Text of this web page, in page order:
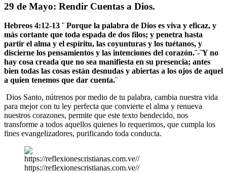
29 de Mayo: Rendir Cuentas a Dios.
Hebreos 4:12-13 ¨ Porque la palabra de Dios es viva y eficaz, y
más cortante que toda espada de dos filos; y penetra hasta
partir el alma y el espíritu, las coyunturas y los tuétanos, y
discierne los pensamientos y las intenciones del corazón.¨-¨Y no
hay cosa creada que no sea manifiesta en su presencia; antes
bien todas las cosas están desnudas y abiertas a los ojos de aquel
a quien tenemos que dar cuenta.¨
Dios Santo, nútrenos por medio de tu palabra, cambia nuestra vida
para mejor con tu ley perfecta que convierte el alma y renueva
nuestros corazones, permite que este texto bendecido, nos
transforme a todos aquellos quienes lo requerimos, que cumpla los
fines evangelizadores, purificando toda conducta.
https://reflexionescristianas.com.ve//